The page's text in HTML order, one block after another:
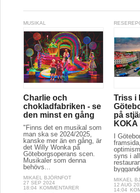
MUSIKAL
Charlie och
chokladfabriken - se
den minst en gång
"Finns det en musikal som
man ska se 2024/2025,
kanske mer än en gång, är
det Willy Wonka på
Göteborgsoperans scen.
Musikaler som denna
behövs...
MIKAEL BJÖRNFOT
27 SEP 2024
18:04
KOMMENTARER
Triss i
på
KOKA
I
syns i
MIKAEL
12 AUG
14:04